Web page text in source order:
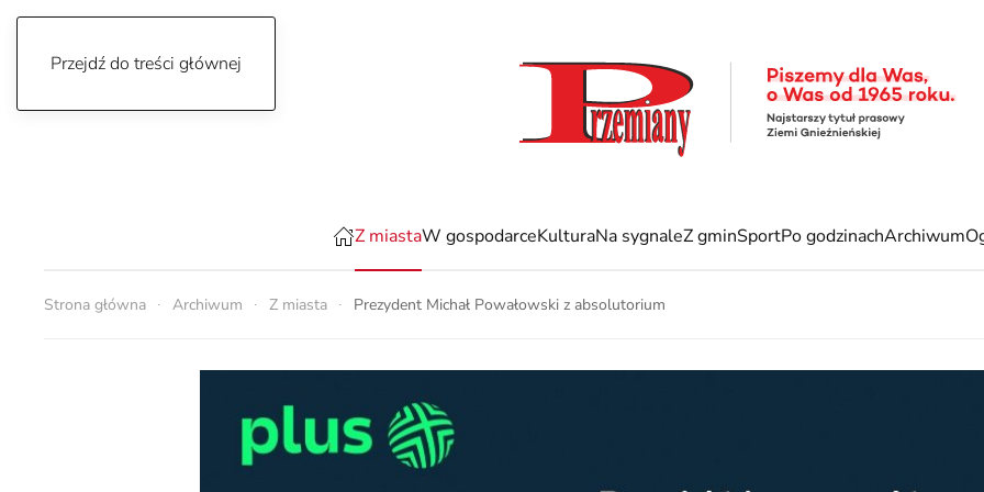
Przejdź do treści głównej
Z miastaW gospodarceKulturaNa sygnaleZ gminSportPo godzinachArchiwum
Strona główna Archiwum Z miasta Prezydent Michał Powałowski z absolutorium